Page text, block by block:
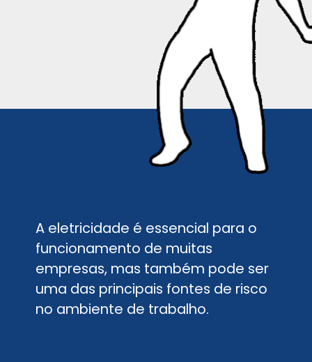
A eletricidade é essencial para o
funcionamento de muitas
empresas, mas também pode ser
uma das principais fontes de risco
no ambiente de trabalho.